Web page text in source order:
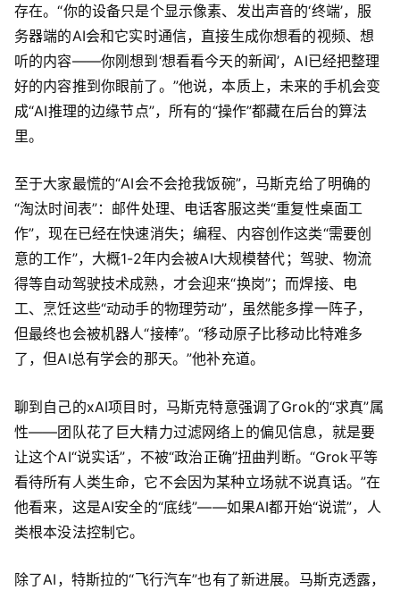
存在。“你的设备只是个显示像素、发出声音的‘终端’，服
务器端的AI会和它实时通信，直接生成你想看的视频、想
听的内容——你刚想到‘想看看今天的新闻’，AI已经把整理
好的内容推到你眼前了。”他说，本质上，未来的手机会变
成“AI推理的边缘节点”，所有的“操作”都藏在后台的算法
里。
至于大家最慌的“AI会不会抢我饭碗”，马斯克给了明确的
“淘汰时间表”：邮件处理、电话客服这类“重复性桌面工
作”，现在已经在快速消失；编程、内容创作这类“需要创
意的工作”，大概1-2年内会被AI大规模替代；驾驶、物流
得等自动驾驶技术成熟，才会迎来“换岗”；而焊接、电
工、烹饪这些“动动手的物理劳动”，虽然能多撑一阵子，
但最终也会被机器人“接棒”。“移动原子比移动比特难多
了，但AI总有学会的那天。”他补充道。
聊到自己的xAI项目时，马斯克特意强调了Grok的“求真”属
性——团队花了巨大精力过滤网络上的偏见信息，就是要
让这个AI“说实话”，不被“政治正确”扭曲判断。“Grok平等
看待所有人类生命，它不会因为某种立场就不说真话。”在
他看来，这是AI安全的“底线”——如果AI都开始“说谎”，人
类根本没法控制它。
除了AI，特斯拉的“飞行汽车”也有了新进展。马斯克透露，